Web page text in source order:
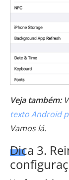
Veja também:
texto Android
Vamos lá.
Dica 3.